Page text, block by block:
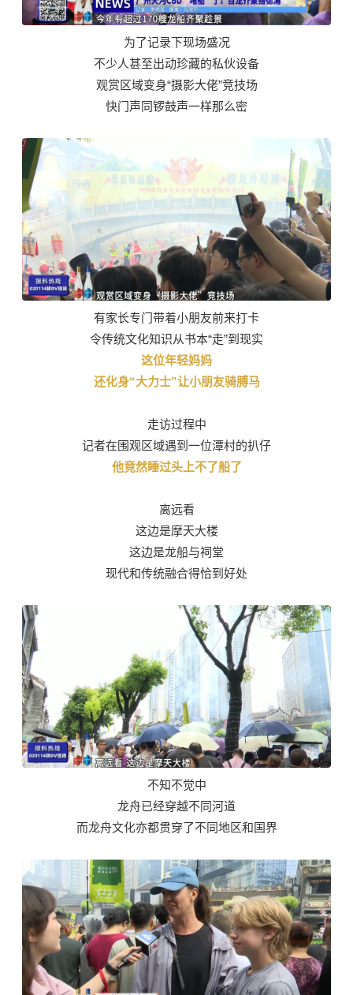
为了记录下现场盛况
不少人甚至出动珍藏的私伙设备
观赏区域变身“摄影大佬”竞技场
快门声同锣鼓声一样那么密
有家长专门带着小朋友前来打卡
令传统文化知识从书本“走”到现实
这位年轻妈妈
还化身“大力士”让小朋友骑膊马
走访过程中
记者在围观区域遇到一位潭村的扒仔
他竟然睡过头上不了船了
离远看
这边是摩天大楼
这边是龙船与祠堂
现代和传统融合得恰到好处
不知不觉中
龙舟已经穿越不同河道
而龙舟文化亦都贯穿了不同地区和国界